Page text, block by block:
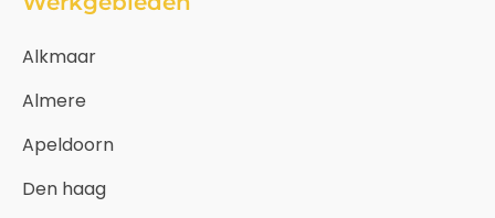
Alkmaar
Almere
Apeldoorn
Den haag